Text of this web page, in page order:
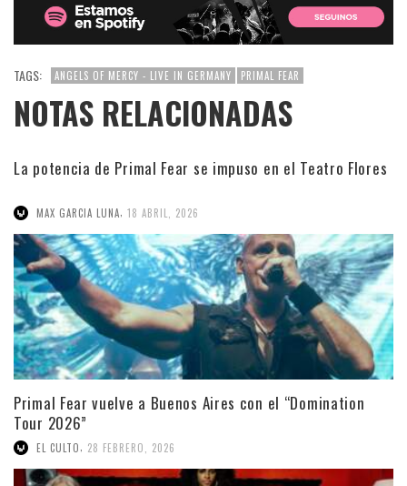
TAGS: ANGELS OF MERCY - LIVE IN GERMANY PRIMAL FEAR
NOTAS RELACIONADAS
La potencia de Primal Fear se impuso en el Teatro Flores
MAX GARCIA LUNA 18 ABRIL, 2026
Primal Fear vuelve a Buenos Aires con el “Domination
Tour 2026”
EL CULTO 28 FEBRERO, 2026